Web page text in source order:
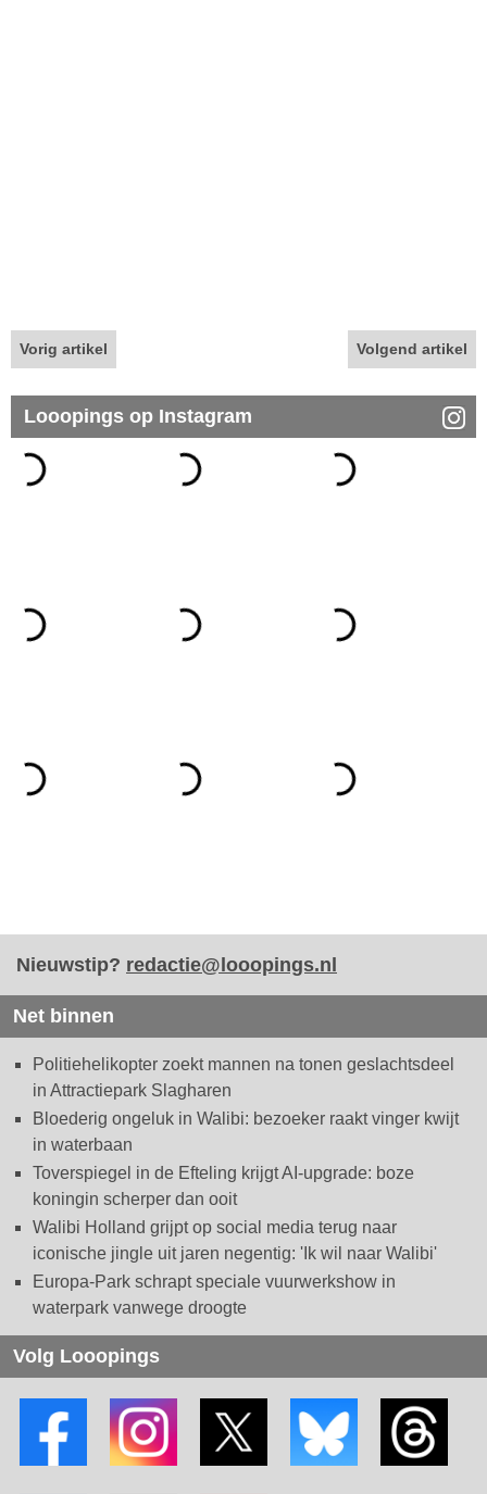
Vorig artikel Volgend artikel
Looopings op Instagram
Nieuwstip? redactie@looopings.nl
Net binnen
Politiehelikopter zoekt mannen na tonen geslachtsdeel
in Attractiepark Slagharen
Bloederig ongeluk in Walibi: bezoeker raakt vinger kwijt
in waterbaan
Toverspiegel in de Efteling krijgt AI-upgrade: boze
koningin scherper dan ooit
Walibi Holland grijpt op social media terug naar
iconische jingle uit jaren negentig: 'Ik wil naar Walibi'
Europa-Park schrapt speciale vuurwerkshow in
waterpark vanwege droogte
Volg Looopings